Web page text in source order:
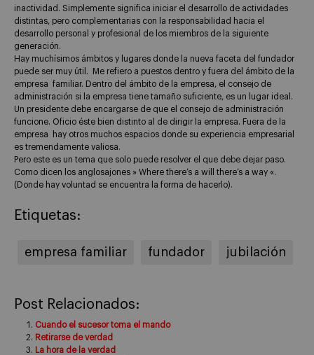
inactividad. Simplemente significa iniciar el desarrollo de actividades
distintas, pero complementarias con la responsabilidad hacia el
desarrollo personal y profesional de los miembros de la siguiente
generación.
Hay muchísimos ámbitos y lugares donde la nueva faceta del fundador
puede ser muy útil. Me refiero a puestos dentro y fuera del ámbito de la
empresa familiar. Dentro del ámbito de la empresa, el consejo de
administración si la empresa tiene tamaño suficiente, es un lugar ideal.
Un presidente debe encargarse de que el consejo de administración
funcione. Oficio éste bien distinto al de dirigir la empresa. Fuera de la
empresa hay otros muchos espacios donde su experiencia empresarial
es tremendamente valiosa.
Pero este es un tema que solo puede resolver el que debe dejar paso.
Como dicen los anglosajones » Where there’s a will there’s a way «.
(Donde hay voluntad se encuentra la forma de hacerlo).
Etiquetas:
empresa familiar fundador jubilación
Post Relacionados:
Cuando el sucesor toma el mando
Retirarse de verdad
La hora de la verdad